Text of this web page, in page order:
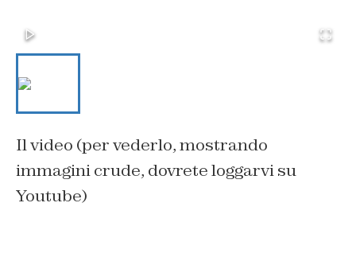
Il video (per vederlo, mostrando
immagini crude, dovrete loggarvi su
Youtube)